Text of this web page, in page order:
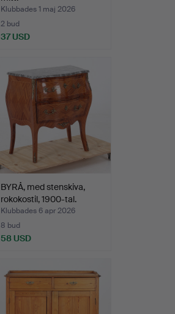
Klubbades 1 maj 2026
2 bud
37 USD
BYRÅ, med stenskiva,
rokokostil, 1900-tal.
Klubbades 6 apr 2026
8 bud
58 USD